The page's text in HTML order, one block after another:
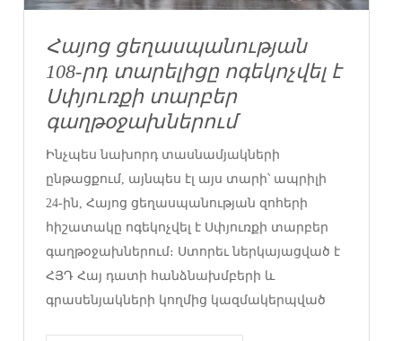
Հայոց ցեղասպանության
108-րդ տարելիցը ոգեկոչվել է
Սփյուռքի տարբեր
գաղթօջախներում
Ինչպես նախորդ տասնամյակների
ընթացքում, այնպես էլ այս տարի՝ ապրիլի
24-ին, Հայոց ցեղասպանության զոհերի
հիշատակը ոգեկոչվել է Սփյուռքի տարբեր
գաղթօջախներում։ Ստորեւ ներկայացված է
ՀՅԴ Հայ դատի հանձնախմբերի և
գրասենյակների կողմից կազմակերպված